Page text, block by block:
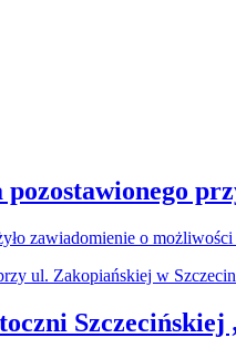
pozostawionego
zawiadomienie o